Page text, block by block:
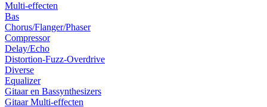
Multi-effecten
Bas
Chorus/Flanger/Phaser
Compressor
Delay/Echo
Distortion-Fuzz-Overdrive
Diverse
Equalizer
Gitaar en Bassynthesizers
Gitaar Multi-effecten